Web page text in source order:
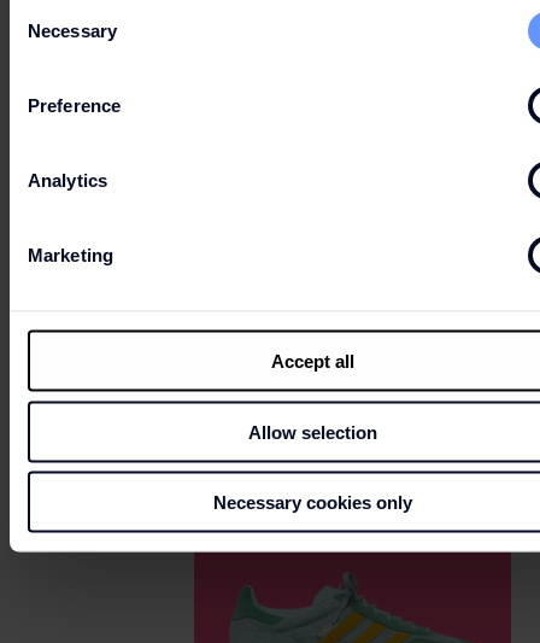
Selection
Necessary
Preference
Analytics
Marketing
Accept all
Allow selection
Necessary cookies only
Calvin klein (PVP €44,50) €30,90